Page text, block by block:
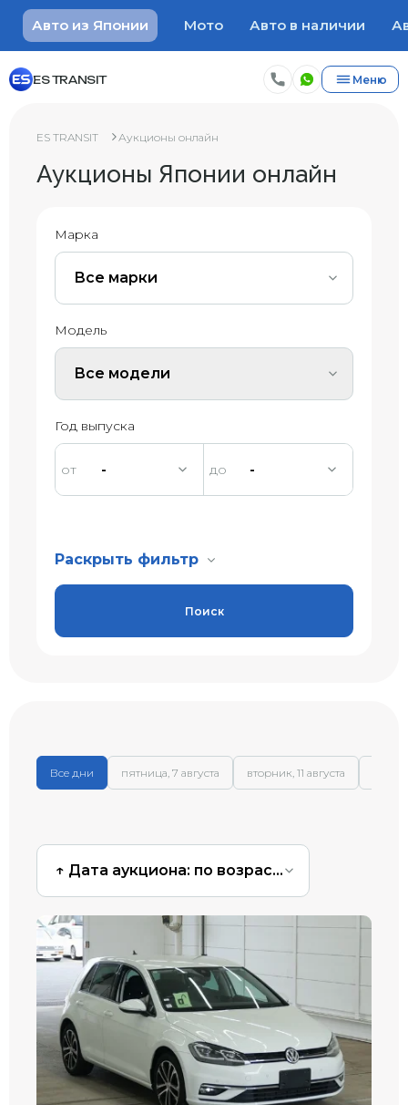
Авто из Японии Мото Авто в наличии
ES TRANSIT Меню
ES TRANSIT Аукционы онлайн
Аукционы Японии онлайн
Марка
Все марки
Модель
Все модели
Год выпуска
- -
Раскрыть фильтр
Поиск
Все дни пятница, 7 августа вторник, 11 августа
↑ Дата аукциона: по возрастанию